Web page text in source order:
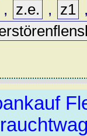
, z.e. , z1